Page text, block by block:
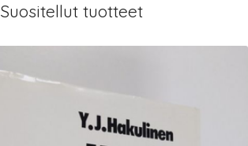
Suositellut tuotteet